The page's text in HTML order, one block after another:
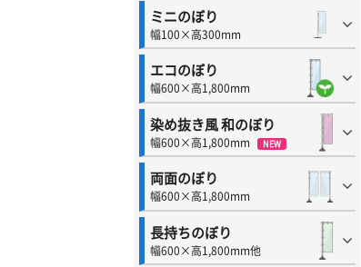
ミニのぼり
幅100×高300mm
エコのぼり
幅600×高1,800mm
染め抜き風 和のぼり
幅600×高1,800mm NEW
両面のぼり
幅600×高1,800mm
長持ちのぼり
幅600×高1,800mm他